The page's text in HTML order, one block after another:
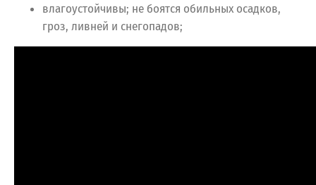
влагоустойчивы; не боятся обильных осадков,
гроз, ливней и снегопадов;